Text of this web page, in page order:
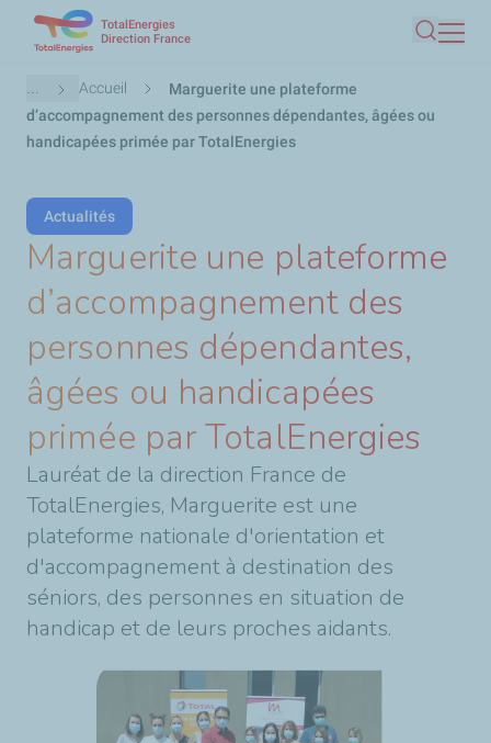
contenu
principal
TotalEnergies
Direction France
Fil
d'Ariane
... Accueil
Marguerite une plateforme
d’accompagnement des personnes dépendantes, âgées ou
handicapées primée par TotalEnergies
Actualités
Marguerite une plateforme
d’accompagnement des
personnes dépendantes,
âgées ou handicapées
primée par TotalEnergies
Lauréat de la direction France de
TotalEnergies, Marguerite est une
plateforme nationale d'orientation et
d'accompagnement à destination des
séniors, des personnes en situation de
handicap et de leurs proches aidants.